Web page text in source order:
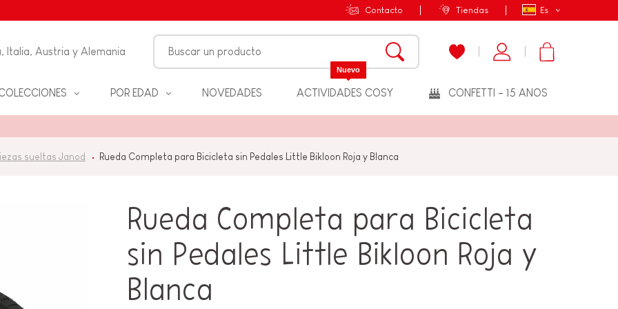
Es
Contacto Tiendas
Italia, Austria y Alemania
POR EDAD NOVEDADES ACTIVIDADES COSY
Nuevo
CONFETTI - 15 ANOS
sueltas Janod Rueda Completa para Bicicleta sin Pedales Little Bikloon Roja y Blanca
Rueda Completa para Bicicleta
sin Pedales Little Bikloon Roja y
Blanca